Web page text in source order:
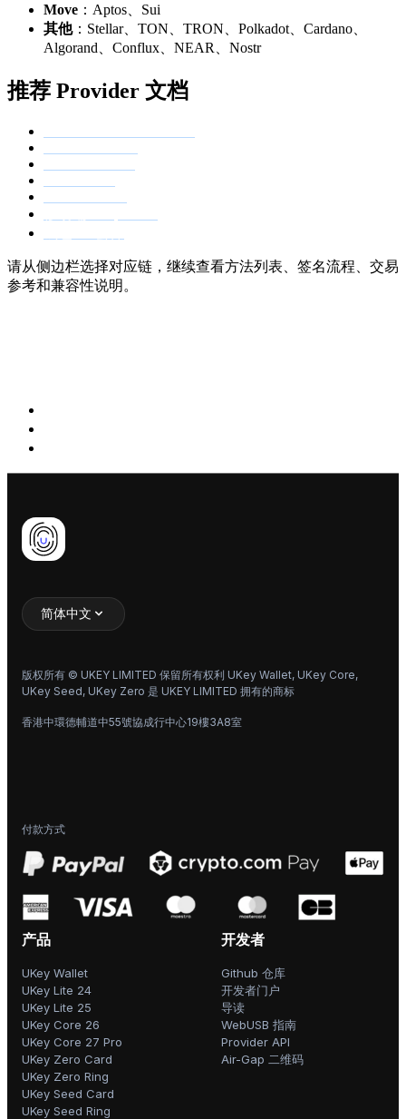
Move ：Aptos、Sui
其他：Stellar、TON、TRON、Polkadot、Cardano、
Algorand、Conflux、NEAR、Nostr
推荐 Provider 文档
请从侧边栏选择对应链，继续查看方法列表、签名流程、交易
参考和兼容性说明。
简体中文
版权所有 © UKEY LIMITED 保留所有权利 UKey Wallet, UKey Core,
UKey Seed, UKey Zero 是 UKEY LIMITED 拥有的商标
香港中環德輔道中55號協成行中心19樓3A8室
付款方式
产品
UKey Wallet
UKey Lite 24
UKey Lite 25
UKey Core 26
UKey Core 27 Pro
UKey Zero Card
UKey Zero Ring
UKey Seed Card
UKey Seed Ring
开发者
Github 仓库
开发者门户
导读
WebUSB 指南
Provider API
Air-Gap 二维码